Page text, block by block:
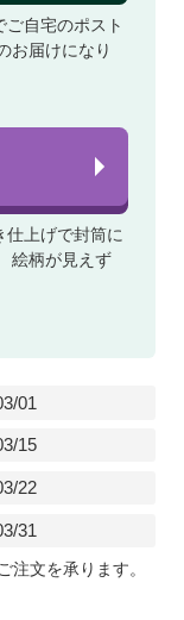
自宅のポスト
お届けになり
仕上げで封筒に
絵柄が見えず
01
15
22
31
文を承ります。